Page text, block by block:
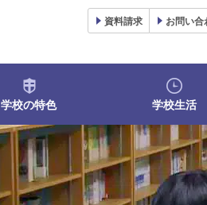
資料請求 お問い合
学校の特色 学校生活